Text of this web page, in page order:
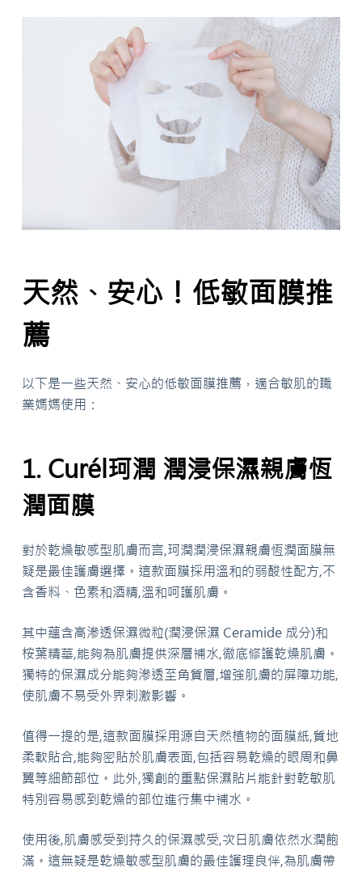
天然、安心！低敏面膜推
薦
以下是一些天然、安心的低敏面膜推薦，適合敏肌的職
業媽媽使用：
1. Curél珂潤 潤浸保濕親膚恆
潤面膜
對於乾燥敏感型肌膚而言,珂潤潤浸保濕親膚恆潤面膜無
疑是最佳護膚選擇。這款面膜採用溫和的弱酸性配方,不
含香料、色素和酒精,溫和呵護肌膚。
其中蘊含高滲透保濕微粒(潤浸保濕 Ceramide 成分)和
桉葉精華,能夠為肌膚提供深層補水,徹底修護乾燥肌膚。
獨特的保濕成分能夠滲透至角質層,增強肌膚的屏障功能,
使肌膚不易受外界刺激影響。
值得一提的是,這款面膜採用源自天然植物的面膜紙,質地
柔軟貼合,能夠密貼於肌膚表面,包括容易乾燥的眼周和鼻
翼等細節部位。此外,獨創的重點保濕貼片能針對乾敏肌
特別容易感到乾燥的部位進行集中補水。
使用後,肌膚感受到持久的保濕感受,次日肌膚依然水潤飽
滿。這無疑是乾燥敏感型肌膚的最佳護理良伴,為肌膚帶